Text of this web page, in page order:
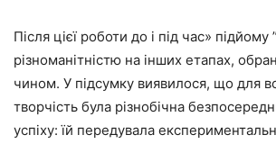
Після цієї роботи до і під час» підйому
різноманітністю на інших етапах,
чином. У підсумку виявилося, що для
творчість була різнобічна
успіху: їй передувала